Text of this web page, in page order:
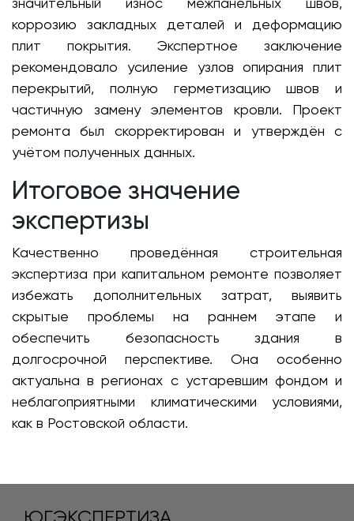
коррозию закладных деталей и деформацию
плит покрытия. Экспертное заключение
рекомендовало усиление узлов опирания плит
перекрытий, полную герметизацию швов и
частичную замену элементов кровли. Проект
ремонта был скорректирован и утверждён с
учётом полученных данных.
Итоговое значение
экспертизы
Качественно проведённая строительная
экспертиза при капитальном ремонте позволяет
избежать дополнительных затрат, выявить
скрытые проблемы на раннем этапе и
обеспечить безопасность здания в
долгосрочной перспективе. Она особенно
актуальна в регионах с устаревшим фондом и
неблагоприятными климатическими условиями,
как в Ростовской области.